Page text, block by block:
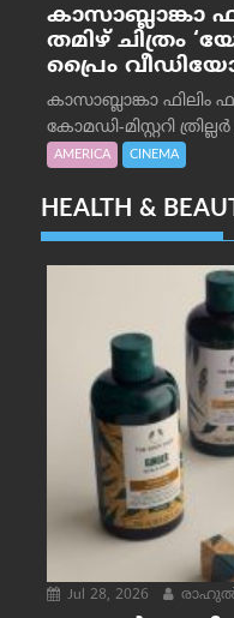
കാസാബ്ലാങ്കാ
തമിഴ്
പ്രൈം
കാസാബ്ലാങ്കാ
കോമഡി-മിസ്റ്ററി
AMERICA CINEMA
HEALTH &
Jul 28, 2026 രാഹുല്‍